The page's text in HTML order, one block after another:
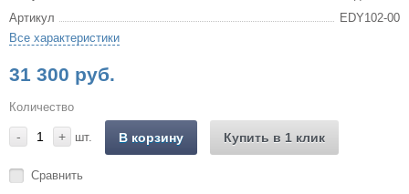
Артикул
EDY102-00
Все характеристики
31 300 руб.
Количество
- + шт. В корзину Купить в 1 клик
Сравнить